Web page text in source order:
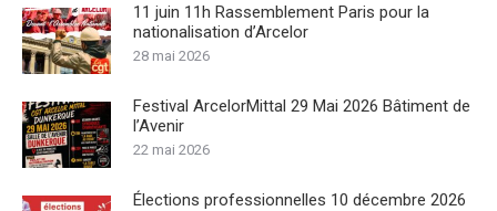
11 juin 11h Rassemblement Paris pour la
nationalisation d’Arcelor
28 mai 2026
Festival ArcelorMittal 29 Mai 2026 Bâtiment de
l’Avenir
22 mai 2026
Élections professionnelles 10 décembre 2026